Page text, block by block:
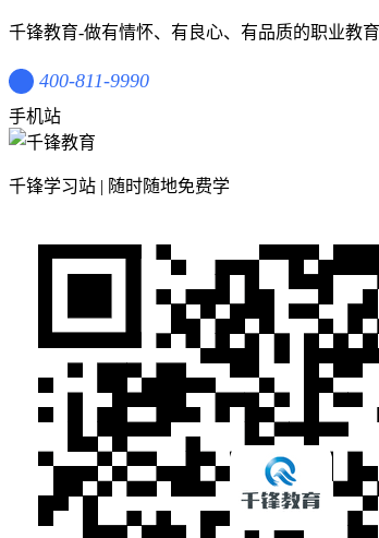
千锋教育-做有情怀、有良心、有品质的职业教
400-811-9990
手机站
千锋学习站 | 随时随地免费学